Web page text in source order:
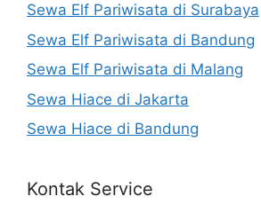
Sewa Elf Pariwisata di Surabaya
Sewa Elf Pariwisata di Bandung
Sewa Elf Pariwisata di Malang
Sewa Hiace di Jakarta
Sewa Hiace di Bandung
Kontak Service